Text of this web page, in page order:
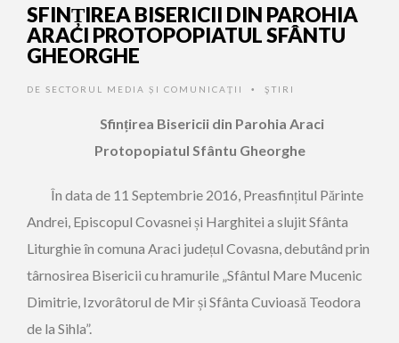
SFINȚIREA BISERICII DIN PAROHIA
ARACI PROTOPOPIATUL SFÂNTU
GHEORGHE
DE SECTORUL MEDIA ȘI COMUNICAȚII • ŞTIRI
Sfințirea Bisericii din Parohia Araci
Protopopiatul Sfântu Gheorghe
În data de 11 Septembrie 2016, Preasfințitul Părinte
Andrei, Episcopul Covasnei și Harghitei a slujit Sfânta
Liturghie în comuna Araci județul Covasna, debutând prin
târnosirea Bisericii cu hramurile „Sfântul Mare Mucenic
Dimitrie, Izvorâtorul de Mir și Sfânta Cuvioasă Teodora
de la Sihla”.